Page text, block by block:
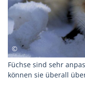
Füchse sind sehr
können sie überall